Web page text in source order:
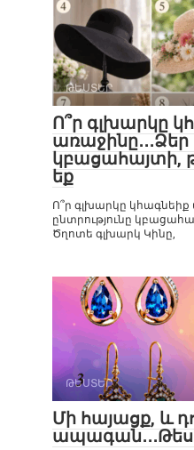
ԹԵՍՏԵՐ
Ո՞ր գլխարկը
առաջինը․․․Ձեր
կբացահայտի,
եք
Ո՞ր գլխարկը կհագնեիք
ընտրությունը
Ծղոտե գլխարկ Կինը,
ԹԵՍՏԵՐ
Մի հայացք, և